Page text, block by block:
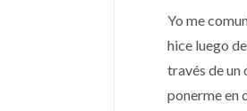
Yo me
hice luego
través de un
ponerme en